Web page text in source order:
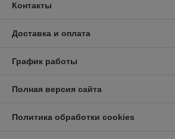
Контакты
Доставка и оплата
График работы
Полная версия сайта
Политика обработки cookies